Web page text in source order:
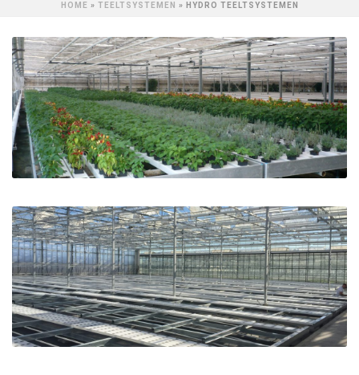
HOME » TEELTSYSTEMEN » HYDRO TEELTSYSTEMEN